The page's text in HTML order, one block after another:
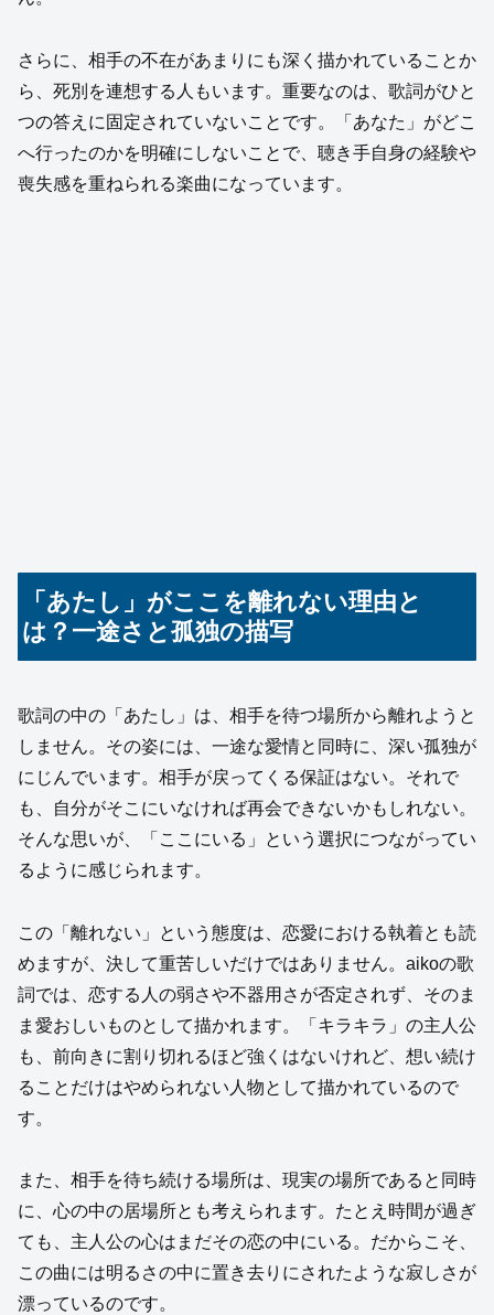
さらに、相手の不在があまりにも深く描かれていることか
ら、死別を連想する人もいます。重要なのは、歌詞がひと
つの答えに固定されていないことです。「あなた」がどこ
へ行ったのかを明確にしないことで、聴き手自身の経験や
喪失感を重ねられる楽曲になっています。
「あたし」がここを離れない理由と
は？一途さと孤独の描写
歌詞の中の「あたし」は、相手を待つ場所から離れようと
しません。その姿には、一途な愛情と同時に、深い孤独が
にじんでいます。相手が戻ってくる保証はない。それで
も、自分がそこにいなければ再会できないかもしれない。
そんな思いが、「ここにいる」という選択につながってい
るように感じられます。
この「離れない」という態度は、恋愛における執着とも読
めますが、決して重苦しいだけではありません。aikoの歌
詞では、恋する人の弱さや不器用さが否定されず、そのま
ま愛おしいものとして描かれます。「キラキラ」の主人公
も、前向きに割り切れるほど強くはないけれど、想い続け
ることだけはやめられない人物として描かれているので
す。
また、相手を待ち続ける場所は、現実の場所であると同時
に、心の中の居場所とも考えられます。たとえ時間が過ぎ
ても、主人公の心はまだその恋の中にいる。だからこそ、
この曲には明るさの中に置き去りにされたような寂しさが
漂っているのです。